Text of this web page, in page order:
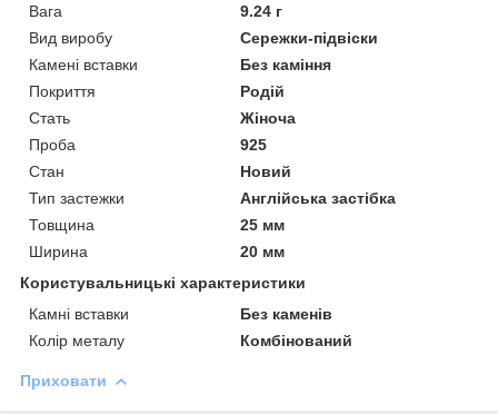
Вага
9.24 г
Вид виробу
Сережки-підвіски
Камені вставки
Без каміння
Покриття
Родій
Стать
Жіноча
Проба
925
Стан
Новий
Тип застежки
Англійська застібка
Товщина
25 мм
Ширина
20 мм
Користувальницькі характеристики
Камні вставки
Без каменів
Колір металу
Комбінований
Приховати